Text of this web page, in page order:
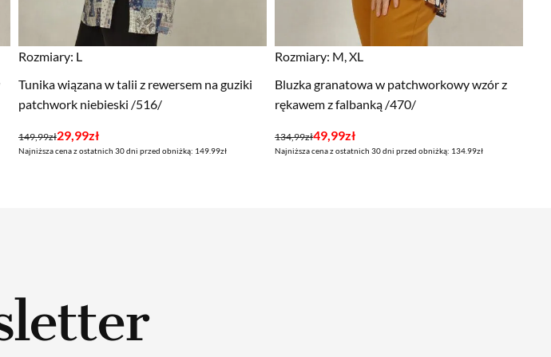
Rozmiary: L
Tunika wiązana w talii z rewersem na guziki
patchwork niebieski /516/
149,99zł
Pierwotna
cena
29,99zł
Aktualna
cena
Najniższa cena z ostatnich 30 dni przed obniżką: 149.99zł
Rozmiary: M, XL
Bluzka granatowa w patchworkowy wzór z
rękawem z falbanką /470/
134,99zł
Pierwotna
cena
49,99zł
Aktualna
cena
Najniższa cena z ostatnich 30 dni przed obniżką: 134.99zł